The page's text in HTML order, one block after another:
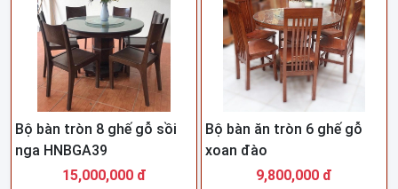
Bộ bàn tròn 8 ghế gỗ sồi
nga HNBGA39
15,000,000 đ
Bộ bàn ăn tròn 6 ghế gỗ
xoan đào
9,800,000 đ